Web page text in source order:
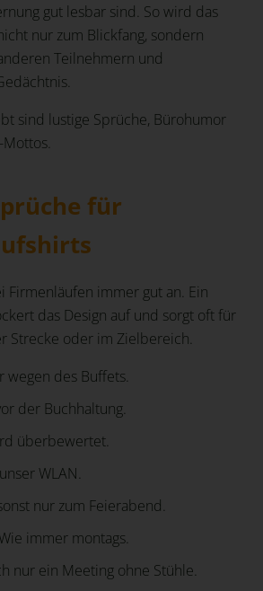
gut lesbar sind. So wird das
nur zum Blickfang, sondern
Teilnehmern und
sind lustige Sprüche, Bürohumor
für
Firmenläufen immer gut an. Ein
das Design auf und sorgt oft für
Strecke oder im Zielbereich.
wegen des Buffets.
der Buchhaltung.
überbewertet.
WLAN.
nur zum Feierabend.
immer montags.
nur ein Meeting ohne Stühle.